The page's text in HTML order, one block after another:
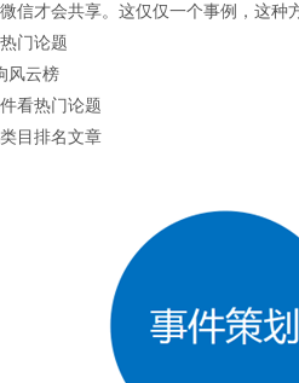
信才会共享。这仅仅一个事例，这种
门论题
云榜
热门论题
排名文章